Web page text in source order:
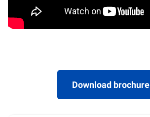
Download brochure